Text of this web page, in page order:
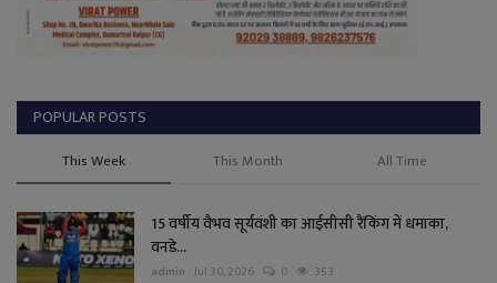
POPULAR POSTS
This Week This Month All Time
15 वर्षीय वैभव सूर्यवंशी का आईसीसी रैंकिंग में धमाका,
वनडे...
admin Jul 30, 2026 0 353